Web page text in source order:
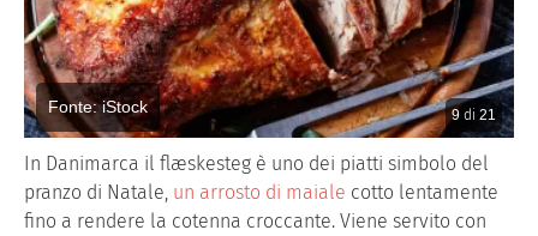
9 di 21
Fonte: iStock
In Danimarca il flæskesteg è uno dei piatti simbolo del
pranzo di Natale, un arrosto di maiale cotto lentamente
fino a rendere la cotenna croccante. Viene servito con